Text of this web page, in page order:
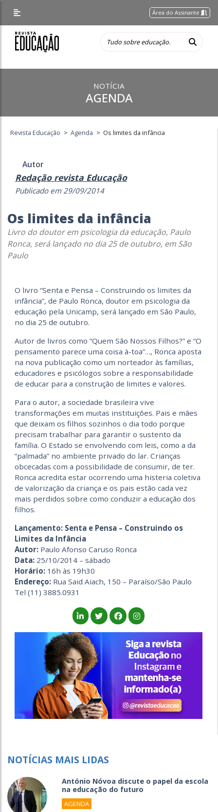
Área do Assinante
NOTÍCIA
AGENDA
Revista Educação > Agenda > Os limites da infância
Autor
Redação revista Educação
Publicado em 29/09/2014
Os limites da infância
Livro do doutor em psicologia da educação, Paulo
Ronca, será lançado no dia 25 de outubro, em São
Paulo
O livro “Senta e Pensa – Construindo os limites da
infância”, de Paulo Ronca, doutor em psicologia da
educação pela Unicamp, será lançado em São Paulo,
no dia 25 de outubro.
Autor de livros como “Quem São Nossos Filhos?” e “O
pensamento parece uma coisa à-toa”…, Ronca aposta
na nova publicação como um norteador às famílias,
educadores e psicólogos sobre a responsabilidade
de educar para a construção de limites e valores.
Para o autor, a sociedade brasileira vive
transformações em muitas instituições. Pais e mães
que deixam os filhos sozinhos o dia todo porque
precisam trabalhar para garantir o sustento da
família. O Estado se envolvendo com leis, como a da
“palmada” no ambiente privado do lar. Crianças
obcecadas com a possibilidade de consumir, de ter.
Ronca acredita estar ocorrendo uma histeria coletiva
de valorização da criança e os pais estão cada vez
mais perdidos sobre como conduzir a educação dos
filhos.
Lançamento: Senta e Pensa – Construindo os
Limites da Infância
Autor: Paulo Afonso Caruso Ronca
Data: 25/10/2014 – sábado
Horário: 16h às 19h30
Endereço: Rua Said Aiach, 150 – Paraíso/São Paulo
Tel (11) 3885.0931
NOTÍCIAS MAIS LIDAS
António Nóvoa discute o papel da escola
na educação do futuro
AGENDA